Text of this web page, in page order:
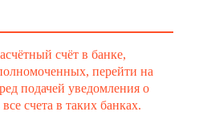
счёт в банке,
перейти на
подачей уведомления о
счета в таких банках.